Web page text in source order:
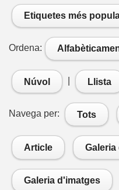
Etiquetes més
Ordena:
Núvol Llista
Navega per: Tots
Article
Galeria d'imatges